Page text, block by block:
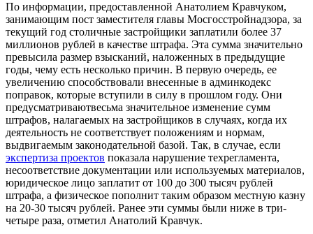
По информации, предоставленной Анатолием Кравчуком,
занимающим пост заместителя главы Мосгосстройнадзора, за
текущий год столичные застройщики заплатили более 37
миллионов рублей в качестве штрафа. Эта сумма значительно
превысила размер взысканий, наложенных в предыдущие
годы, чему есть несколько причин. В первую очередь, ее
увеличению способствовали внесенные в админкодекс
поправок, которые вступили в силу в прошлом году. Они
предусматриваютвесьма значительное изменение сумм
штрафов, налагаемых на застройщиков в случаях, когда их
деятельность не соответствует положениям и нормам,
выдвигаемым законодательной базой. Так, в случае, если
экспертиза проектов показала нарушение техрегламента,
несоответствие документации или используемых материалов,
юридическое лицо заплатит от 100 до 300 тысяч рублей
штрафа, а физическое пополнит таким образом местную казну
на 20-30 тысяч рублей. Ранее эти суммы были ниже в три-
четыре раза, отметил Анатолий Кравчук.